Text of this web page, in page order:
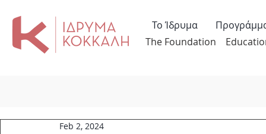
The Foundation
Το Ίδρυμα
Feb 2, 2024